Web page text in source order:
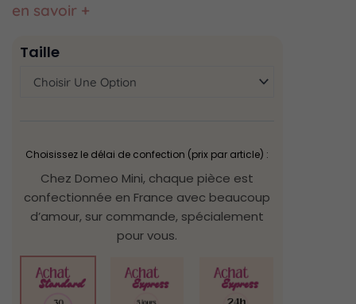
en savoir +
Taille
Choisissez le délai de confection (prix par article) :
Chez Domeo Mini, chaque pièce est
confectionnée en France avec beaucoup
d’amour, sur commande, spécialement
pour vous.
Poncho
de